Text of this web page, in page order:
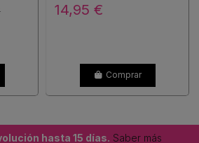
14,95 €
Comprar
hasta 15 días. Saber más